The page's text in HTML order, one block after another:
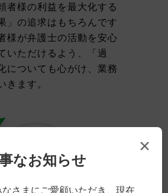
者様の利益を最大化する
」の追求はもちろんです
様が弁護士の活動を安心
いただけるよう、「過
についても心がけ、業務
きます。
×
なお知らせ
さまにご愛顧いただき、現在、